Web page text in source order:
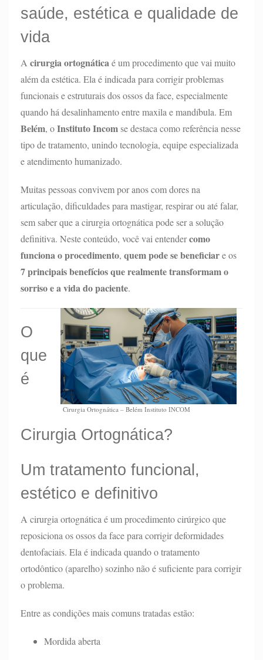
saúde, estética e qualidade de
vida
A cirurgia ortognáticaé um procedimento que vai muito
além da estética. Ela é indicada para corrigir problemas
funcionais e estruturais dos ossos da face, especialmente
quando há desalinhamento entre maxila e mandíbula. Em
Belém, oInstituto Incomse destaca como referência nesse
tipo de tratamento, unindo tecnologia, equipe especializada
e atendimento humanizado.
Muitas pessoas convivem por anos com dores na
articulação, dificuldades para mastigar, respirar ou até falar,
sem saber que a cirurgia ortognática pode ser a solução
definitiva. Neste conteúdo, você vai entendercomo
funciona o procedimento, quem pode se beneficiare os
7 principais benefícios que realmente transformam o
sorriso e a vida do paciente.
Cirurgia Ortognática – Belém Instituto INCOM
O
que
é
Cirurgia Ortognática?
Um tratamento funcional,
estético e definitivo
A cirurgia ortognática é um procedimento cirúrgico que
reposiciona os ossos da face para corrigir deformidades
dentofaciais. Ela é indicada quando o tratamento
ortodôntico (aparelho) sozinho não é suficiente para corrigir
o problema.
Entre as condições mais comuns tratadas estão:
Mordida aberta